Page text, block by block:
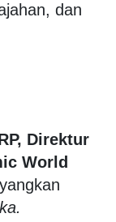
dan
Direktur
World